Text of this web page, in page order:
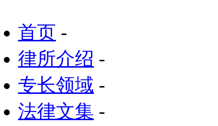
首页 -
律所介绍 -
专长领域 -
法律文集 -